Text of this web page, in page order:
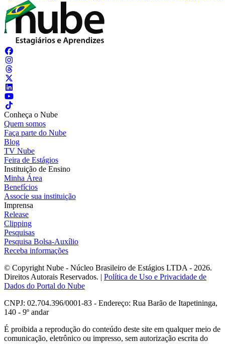
Conheça o Nube
Quem somos
Faça parte do Nube
Blog
TV Nube
Feira de Estágios
Instituição de Ensino
Minha Área
Benefícios
Associe sua instituição
Imprensa
Release
Clipping
Pesquisas
Pesquisa Bolsa-Auxílio
Receba informações
© Copyright Nube - Núcleo Brasileiro de Estágios LTDA - 2026.
Direitos Autorais Reservados. | Política de Uso e Privacidade de
Dados do Portal do Nube
CNPJ: 02.704.396/0001-83 - Endereço: Rua Barão de Itapetininga,
140 - 9º andar
É proibida a reprodução do conteúdo deste site em qualquer meio de
comunicação, eletrônico ou impresso, sem autorização escrita do